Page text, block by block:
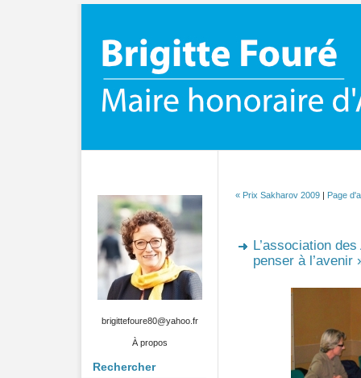
brigittefoure80@yahoo.fr
À propos
Rechercher
« Prix Sakharov 2009| Page
L’association
penser à l’avenir